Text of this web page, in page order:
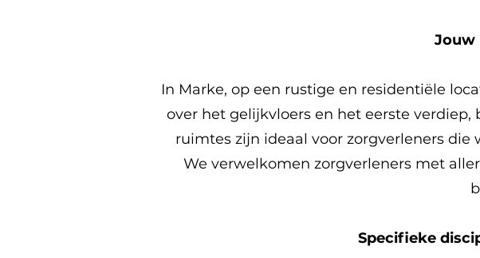
Jouw
In Marke, op een rustige en residentiële
over het gelijkvloers en het eerste
ruimtes zijn ideaal voor zorgverleners
We verwelkomen zorgverleners met
Specifieke